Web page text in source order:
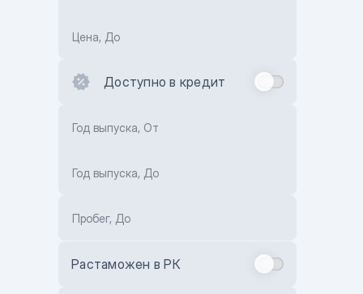
Цена, До
Доступно в кредит
Год выпуска, От
Год выпуска, До
Пробег, До
Растаможен в РК